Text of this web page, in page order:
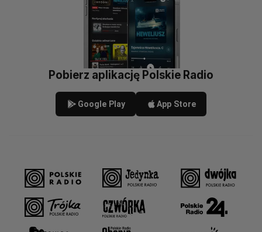
Pobierz aplikację Polskie Radio
Google Play App Store